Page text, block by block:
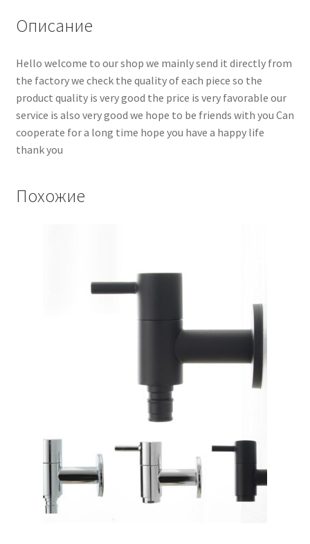
Описание
Hello welcome to our shop we mainly send it directly from
the factory we check the quality of each piece so the
product quality is very good the price is very favorable our
service is also very good we hope to be friends with you Can
cooperate for a long time hope you have a happy life
thank you
Похожие